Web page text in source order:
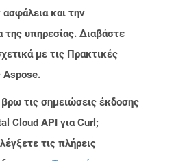
και την
της υπηρεσίας. Διαβάστε
με τις Πρακτικές
Aspose.
τις σημειώσεις έκδοσης
Cloud API για Curl;
τις πλήρεις